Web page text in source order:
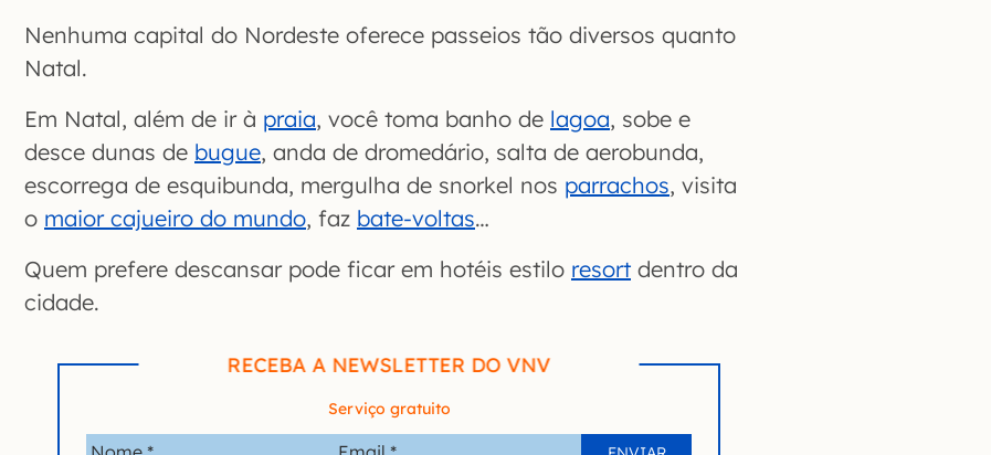
Nenhuma capital do Nordeste oferece passeios tão diversos quanto
Natal.
Em Natal, além de ir à praia, você toma banho de lagoa, sobe e
desce dunas de bugue, anda de dromedário, salta de aerobunda,
escorrega de esquibunda, mergulha de snorkel nos parrachos, visita
o maior cajueiro do mundo, faz bate-voltas…
Quem prefere descansar pode ficar em hotéis estilo resort dentro da
cidade.
RECEBA A NEWSLETTER DO VNV
Serviço gratuito